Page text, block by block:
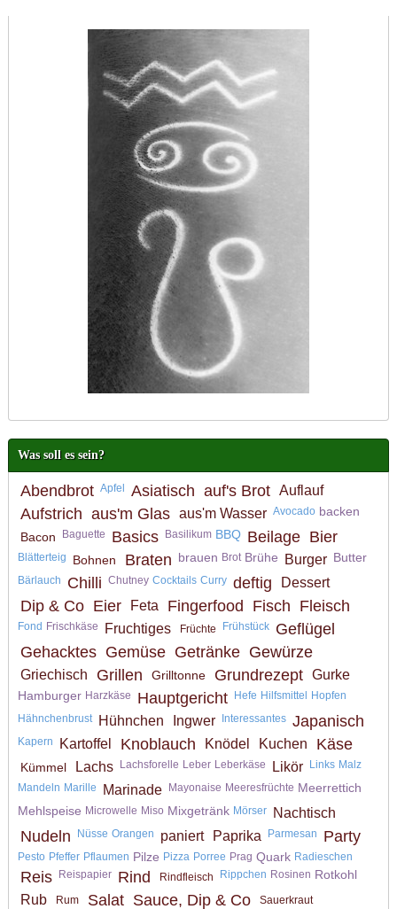
Was soll es sein?
Abendbrot Apfel Asiatisch auf's Brot Auflauf
Aufstrich aus'm Glas aus'm Wasser Avocado backen
Bacon
Baguette Basics Basilikum BBQ Beilage Bier
Blätterteig Bohnen Braten brauen Brot Brühe Burger Butter
Bärlauch Chilli Chutney Cocktails Curry deftig Dessert
Dip & Co Eier Feta Fingerfood Fisch Fleisch
Fond Frischkäse Fruchtiges Früchte Frühstück Geflügel
Gehacktes Gemüse Getränke Gewürze
Griechisch Grillen Grilltonne Grundrezept Gurke
Hamburger Harzkäse Hauptgericht Hefe Hilfsmittel
Hopfen
Hähnchenbrust
Hühnchen Ingwer Interessantes Japanisch
Kapern Kartoffel Knoblauch Knödel Kuchen Käse
Kümmel Lachs Lachsforelle Leber Leberkäse Likör Links Malz
Mandeln Marille Marinade Mayonaise Meeresfrüchte Meerrettich
Mehlspeise Microwelle Miso Mixgetränk Mörser Nachtisch
Nudeln Nüsse Orangen paniert Paprika Parmesan Party
Pesto Pfeffer Pflaumen Pilze Pizza Porree Prag Quark Radieschen
Reis Reispapier Rind Rindfleisch Rippchen Rosinen Rotkohl
Rub Rum Salat Sauce, Dip & Co Sauerkraut